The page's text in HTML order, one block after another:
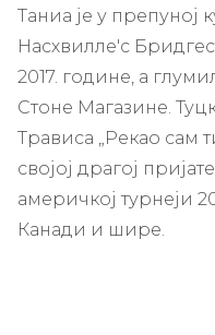
Таниа је у препуној
Насхвилле'с
2017. године, а
Стоне Магазине.
Трависа „Рекао сам
својој драгој
америчкој турнеји
Канади и шире.